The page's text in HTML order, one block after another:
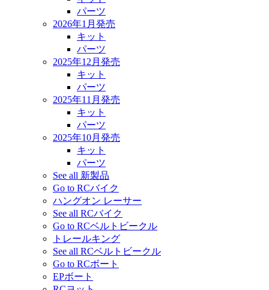
パーツ
2026年1月発売
キット
パーツ
2025年12月発売
キット
パーツ
2025年11月発売
キット
パーツ
2025年10月発売
キット
パーツ
See all 新製品
Go to RCバイク
ハングオン レーサー
See all RCバイク
Go to RCベルトビークル
トレールキング
See all RCベルトビークル
Go to RCボート
EPボート